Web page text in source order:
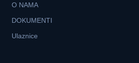
O NAMA
DOKUMENTI
Ulaznice